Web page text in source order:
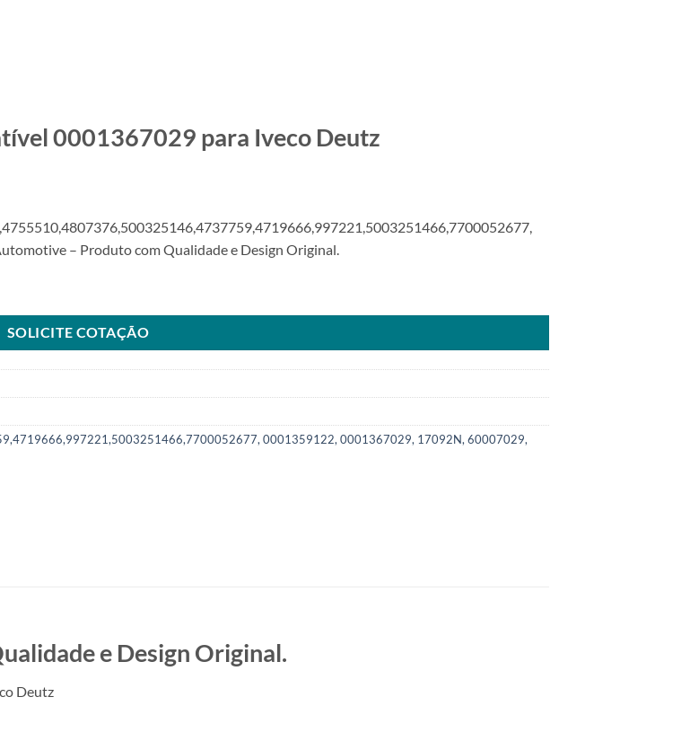
0001367029 para Iveco Deutz
– Produto com Qualidade e Design Original.
SOLICITE COTAÇÃO
0001359122, 0001367029, 17092N, 60007029,
e Design Original.
Deutz